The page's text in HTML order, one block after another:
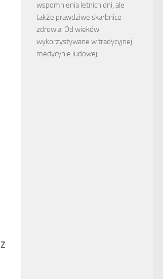
Z
wspomnienia letnich dni, ale
także prawdziwe skarbnice
zdrowia. Od wieków
wykorzystywane w tradycyjnej
medycynie ludowej, …